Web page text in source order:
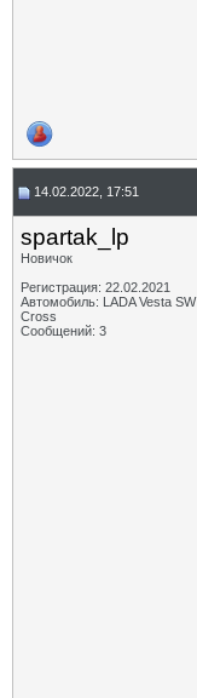
14.02.2022, 17:51
spartak_lp
Новичок
Регистрация: 22.02.2021
Автомобиль: LADA Vesta SW
Cross
Сообщений: 3